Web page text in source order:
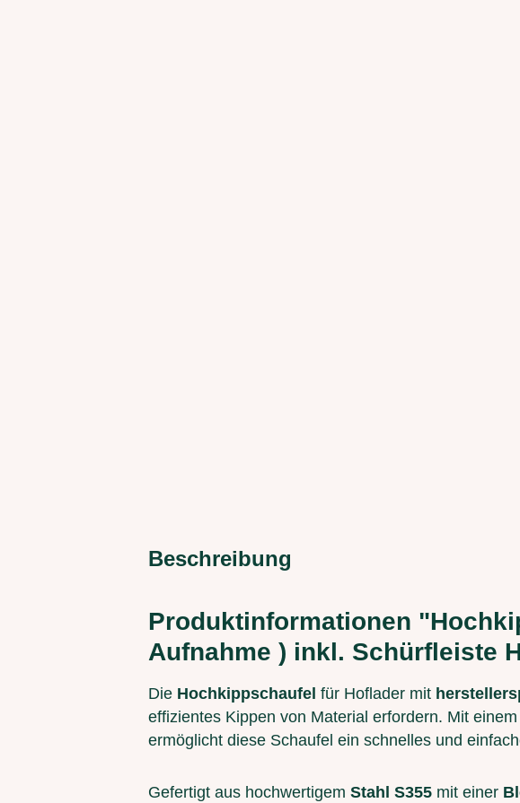
Beschreibung
Produktinformationen
Aufnahme ) inkl. Schürfleiste
Die Hochkippschaufel für Hoflader mit
effizientes Kippen von Material erfordern. Mit einem
ermöglicht diese Schaufel ein schnelles und
Gefertigt aus hochwertigem Stahl S355 mit einer